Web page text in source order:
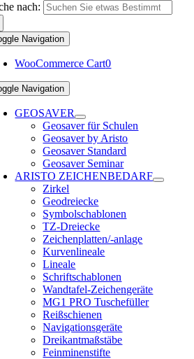
nach:
Navigation
WooCommerce Cart0
Navigation
GEOSAVER
Geosaver für Schulen
Geosaver by Aristo
Geosaver Standard
Geosaver Seminar
ARISTO ZEICHENBEDARF
Zirkel
Geodreiecke
Symbolschablonen
TZ-Dreiecke
Zeichenplatten/-anlage
Kurvenlineale
Lineale
Schriftschablonen
Wandtafel-Zeichengeräte
MG1 PRO Tuschefüller
Reißschienen
Navigationsgeräte
Dreikantmaßstäbe
Feinminenstifte